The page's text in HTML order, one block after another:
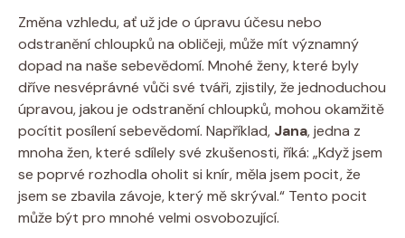
Změna vzhledu, ať už jde o úpravu účesu nebo
odstranění chloupků na obličeji, může mít významný
dopad na naše sebevědomí. Mnohé ženy, které byly
dříve nesvéprávné vůči své tváři, zjistily, že jednoduchou
úpravou, jakou je odstranění chloupků, mohou okamžitě
pocítit posílení sebevědomí. Například, Jana, jedna z
mnoha žen, které sdílely své zkušenosti, říká: „Když jsem
se poprvé rozhodla oholit si knír, měla jsem pocit, že
jsem se zbavila závoje, který mě skrýval.“ Tento pocit
může být pro mnohé velmi osvobozující.